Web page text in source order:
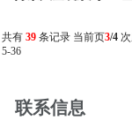
共有39 条记录 当前页3/4
5-36
联系信息